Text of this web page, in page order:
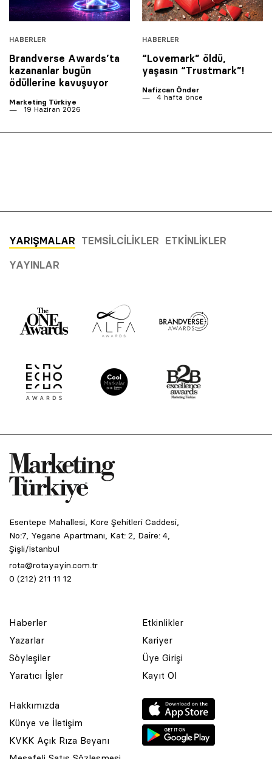
HABERLER
Brandverse Awards’ta
kazananlar bugün
ödüllerine kavuşuyor
Marketing Türkiye
19 Haziran 2026
HABERLER
“Lovemark” öldü,
yaşasın “Trustmark”!
Nafizcan Önder
4 hafta önce
YARIŞMALAR TEMSILCILIKLER ETKINLIKLER
YAYINLAR
Esentepe Mahallesi, Kore Şehitleri Caddesi,
No:7, Yegane Apartmanı, Kat: 2, Daire: 4,
Şişli/İstanbul
rota@rotayayin.com.tr
0 (212) 211 11 12
Haberler
Yazarlar
Söyleşiler
Yaratıcı İşler
Etkinlikler
Kariyer
Üye Girişi
Kayıt Ol
Hakkımızda
Künye ve İletişim
KVKK Açık Rıza Beyanı